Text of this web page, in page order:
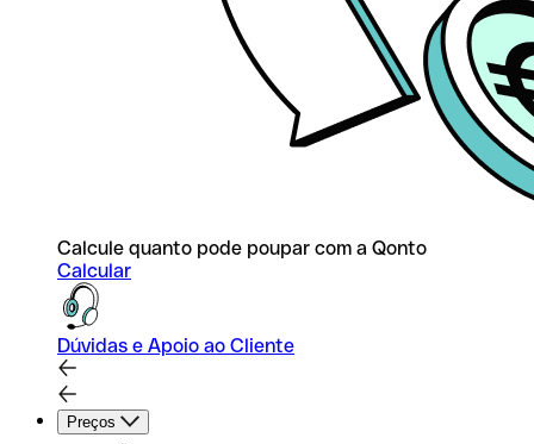
Calcule quanto pode poupar com a Qonto
Calcular
Dúvidas e Apoio ao Cliente
Preços